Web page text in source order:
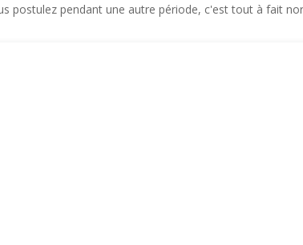
postulez pendant une autre période, c'est tout à fait